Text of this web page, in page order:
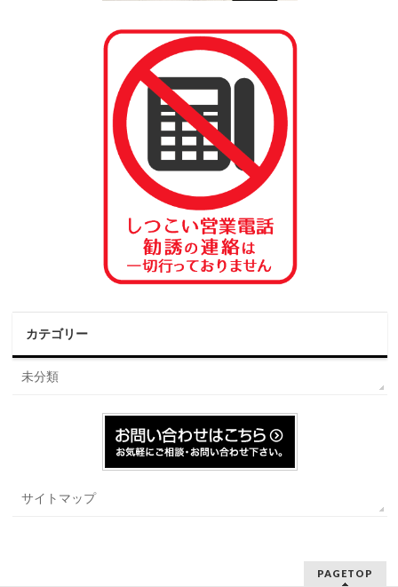
カテゴリー
未分類
サイトマップ
PAGETOP